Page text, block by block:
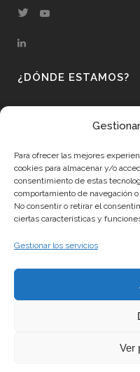
Para ofrecer las mejores
cookies para almacenar y/o
consentimiento de estas
comportamiento de navegación
No consentir o retirar el
ciertas características y
Gestionar los servicios
Ver
¿DÓNDE ESTAMOS?
Edificio Sant Cugat
08174 Sant Cugat del
España/Spain/Espanha
Tel.: +34 93 0304186
Email:
Aviso legal y política de